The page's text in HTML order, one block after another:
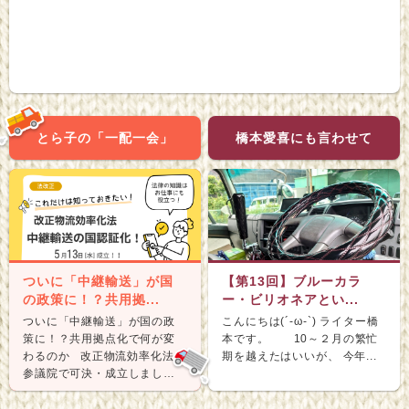
とら子の「一配一会」
ついに「中継輸送」が国
の政策に！？共用拠...
ついに「中継輸送」が国の政
策に！？共用拠点化で何が変
わるのか 改正物流効率化法が
参議院で可決・成立しまし
た。 &nb...
橋本愛喜にも言わせて
【第13回】ブルーカラ
ー・ビリオネアとい...
こんにちは(´-ω-`) ライター橋
本です。 10～２月の繁忙
期を越えたはいいが、 今年...